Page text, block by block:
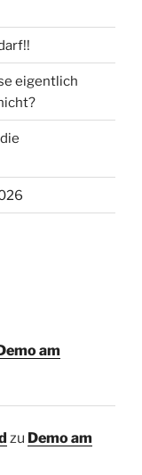
eigentlich
am
zu Demo am